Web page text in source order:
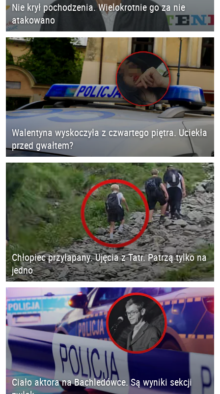
Nie krył pochodzenia. Wielokrotnie go za nie
atakowano
Walentyna wyskoczyła z czwartego piętra. Uciekła
przed gwałtem?
Chłopiec przyłapany. Ujęcia z Tatr. Patrzą tylko na
jedno
Ciało aktora na Bachledówce. Są wyniki sekcji